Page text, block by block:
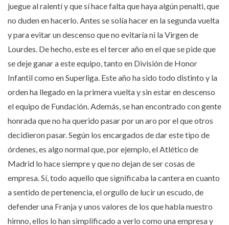
juegue al ralentí y que sí hace falta que haya algún penalti, que
no duden en hacerlo. Antes se solía hacer en la segunda vuelta
y para evitar un descenso que no evitaría ni la Virgen de
Lourdes. De hecho, este es el tercer año en el que se pide que
se deje ganar a este equipo, tanto en División de Honor
Infantil como en Superliga. Este año ha sido todo distinto y la
orden ha llegado en la primera vuelta y sin estar en descenso
el equipo de Fundación. Además, se han encontrado con gente
honrada que no ha querido pasar por un aro por el que otros
decidieron pasar. Según los encargados de dar este tipo de
órdenes, es algo normal que, por ejemplo, el Atlético de
Madrid lo hace siempre y que no dejan de ser cosas de
empresa. Sí, todo aquello que significaba la cantera en cuanto
a sentido de pertenencia, el orgullo de lucir un escudo, de
defender una Franja y unos valores de los que habla nuestro
himno, ellos lo han simplificado a verlo como una empresa y